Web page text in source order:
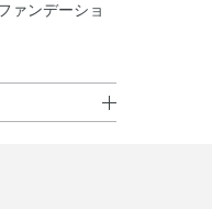
ァンデーショ